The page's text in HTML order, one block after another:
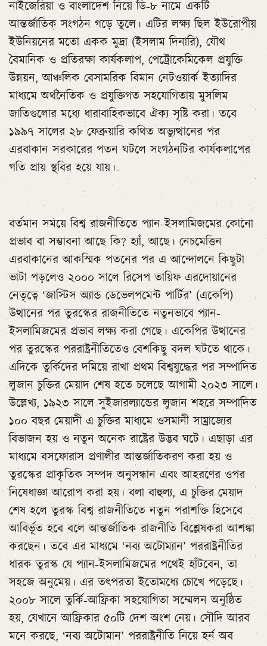
নাইজেরিয়া ও বাংলাদেশ নিয়ে ডি-৮ নামে একটি
আন্তর্জাতিক সংগঠন গড়ে তুলে। এটির লক্ষ্য ছিল ইউরোপীয়
ইউনিয়নের মতো একক মুদ্রা (ইসলাম দিনারি), যৌথ
বৈমানিক ও প্রতিরক্ষা কার্যকলাপ, পেট্রোকেমিকেল প্রযুক্তি
উন্নয়ন, আঞ্চলিক বেসামরিক বিমান নেটওয়ার্ক ইত্যাদির
মাধ্যমে অর্থনৈতিক ও প্রযুক্তিগত সহযোগিতায় মুসলিম
জাতিগুলোর মধ্যে ধারাবাহিকভাবে ঐক্য সৃষ্টি করা। তবে
১৯৯৭ সালের ২৮ ফেব্রুয়ারি কথিত অভ্যুত্থানের পর
এরবাকান সরকারের পতন ঘটলে সংগঠনটির কার্যকলাপের
গতি প্রায় স্থবির হয়ে যায়।
বর্তমান সময়ে বিশ্ব রাজনীতিতে প্যান-ইসলামিজমের কোনো
প্রভাব বা সম্ভাবনা আছে কি? হ্যাঁ, আছে। নেচমেত্তিন
এরবাকানের আকস্মিক পতনের পর এ আন্দোলনে কিছুটা
ভাটা পড়লেও ২০০০ সালে রিসেপ তায়িফ এরদোয়ানের
নেতৃত্বে ‘জাস্টিস অ্যান্ড ডেভেলপমেন্ট পার্টির’ (একেপি)
উত্থানের পর তুরস্কের রাজনীতিতে নতুনভাবে প্যান-
ইসলামিজমের প্রভাব লক্ষ্য করা গেছে। একেপির উত্থানের
পর তুরস্কের পররাষ্ট্রনীতিতেও বেশকিছু বদল ঘটতে থাকে।
এদিকে তুর্কিদের দমিয়ে রাখা প্রথম বিশ্বযুদ্ধের পর সম্পাদিত
লুজান চুক্তির মেয়াদ শেষ হতে চলেছে আগামী ২০২৩ সালে।
উল্লেখ্য, ১৯২৩ সালে সুইজারল্যান্ডের লুজান শহরে সম্পাদিত
১০০ বছর মেয়াদী এ চুক্তির মাধ্যমে ওসমানী সাম্রাজ্যের
বিভাজন হয় ও নতুন অনেক রাষ্ট্রের উদ্ভব ঘটে। এছাড়া এর
মাধ্যমে বসফোরাস প্রণালীর আন্তর্জাতিকরণ করা হয় ও
তুরস্কের প্রাকৃতিক সম্পদ অনুসন্ধান এবং আহরণের ওপর
নিষেধাজ্ঞা আরোপ করা হয়। বলা বাহুল্য, এ চুক্তির মেয়াদ
শেষ হলে তুরস্ক বিশ্ব রাজনীতিতে নতুন পরাশক্তি হিসেবে
আবির্ভূত হবে বলে আন্তর্জাতিক রাজনীতি বিশ্লেষকরা আশঙ্কা
করছেন। তবে এর মাধ্যমে ‘নব্য অটোম্যান’ পররাষ্ট্রনীতির
ধারক তুরস্ক যে প্যান-ইসলামিজমের পথেই হাঁটবেন, তা
সহজে অনুমেয়। এর তৎপরতা ইতোমধ্যে চোখে পড়েছে।
২০০৮ সালে তুর্কি-আফ্রিকা সহযোগিতা সম্মেলন অনুষ্ঠিত
হয়, যেখানে আফ্রিকার ৫০টি দেশ অংশ নেয়। সৌদি আরব
মনে করছে, ‘নব্য অটোমান’ পররাষ্ট্রনীতি নিয়ে হর্ন অব